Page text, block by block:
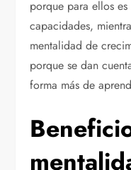
porque para ellos
capacidades,
mentalidad de
porque se dan
forma más de